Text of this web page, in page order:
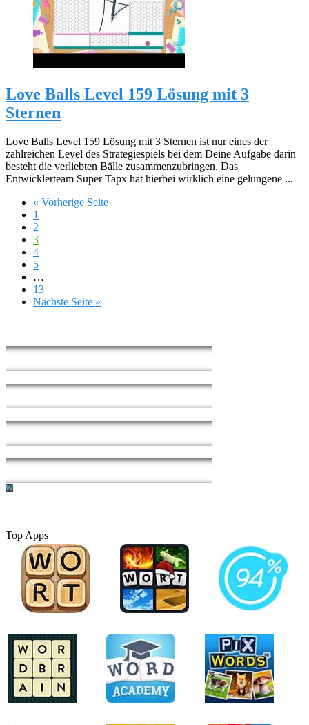
Love Balls Level 159 Lösung mit 3
Sternen
Love Balls Level 159 Lösung mit 3 Sternen ist nur eines der
zahlreichen Level des Strategiespiels bei dem Deine Aufgabe darin
besteht die verliebten Bälle zusammenzubringen. Das
Entwicklerteam Super Tapx hat hierbei wirklich eine gelungene ...
« Vorherige Seite
1
2
3
4
5
…
13
Nächste Seite »
Top Apps